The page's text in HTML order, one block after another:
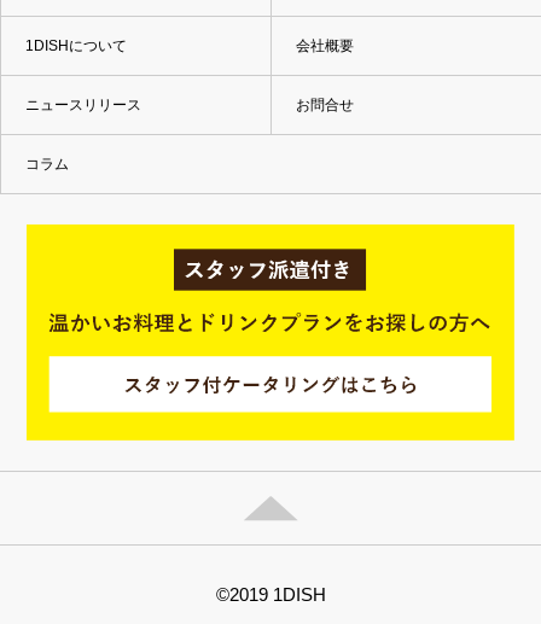
1DISHについて 会社概要
ニュースリリース お問合せ
コラム
©2019 1DISH